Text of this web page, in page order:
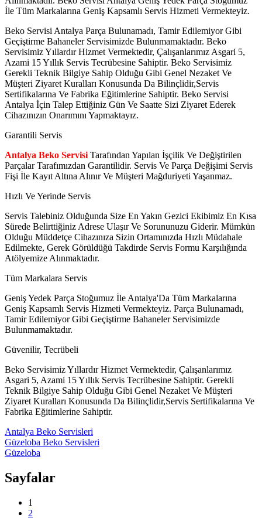
İle Tüm Markalarına Geniş Kapsamlı Servis Hizmeti Vermekteyiz.
Beko Servisi Antalya Parça Bulunamadı, Tamir Edilemiyor Gibi
Geçiştirme Bahaneler Servisimizde Bulunmamaktadır. Beko
Servisimiz Yıllardır Hizmet Vermektedir, Çalışanlarımız Asgari 5,
Azami 15 Yıllık Servis Tecrübesine Sahiptir. Beko Servisimiz
Gerekli Teknik Bilgiye Sahip Olduğu Gibi Genel Nezaket Ve
Müşteri Ziyaret Kuralları Konusunda Da Bilinçlidir,Servis
Sertifikalarına Ve Fabrika Eğitimlerine Sahiptir. Beko Servisi
Antalya İçin Talep Ettiğiniz Gün Ve Saatte Sizi Ziyaret Ederek
Cihazınızın Onarımını Yapmaktayız.
Garantili Servis
Antalya Beko Servisi Tarafından Yapılan İşçilik Ve Değiştirilen
Parçalar Tarafımızdan Garantilidir. Servis Ve Parça Değişimi Servis
Fişi İle Kayıt Altına Alınır Ve Müşteri Mağduriyeti Yaşanmaz.
Hızlı Ve Yerinde Servis
Servis Talebiniz Olduğunda Size En Yakın Gezici Ekibimiz En Kısa
Sürede Belirttiğiniz Adrese Ulaşır Ve Sorununuzu Giderir. Mümkün
Olduğu Müddetçe Cihazınıza Sizin Ortamınızda Hızlı Müdahale
Edilmekte, Gerek Görüldüğü Takdirde Servis Formu Karşılığında
Atölyemize Alınmaktadır.
Tüm Markalara Servis
Geniş Yedek Parça Stoğumuz İle Antalya'Da Tüm Markalarına
Geniş Kapsamlı Servis Hizmeti Vermekteyiz. Parça Bulunamadı,
Tamir Edilemiyor Gibi Geçiştirme Bahaneler Servisimizde
Bulunmamaktadır.
Güvenilir, Tecrübeli
Beko Servisimiz Yıllardır Hizmet Vermektedir, Çalışanlarımız
Asgari 5, Azami 15 Yıllık Servis Tecrübesine Sahiptir. Gerekli
Teknik Bilgiye Sahip Olduğu Gibi Genel Nezaket Ve Müşteri
Ziyaret Kuralları Konusunda Da Bilinçlidir,Servis Sertifikalarına Ve
Fabrika Eğitimlerine Sahiptir.
Antalya Beko Servisleri
Güzeloba Beko Servisleri
Güzeloba
Sayfalar
1
2